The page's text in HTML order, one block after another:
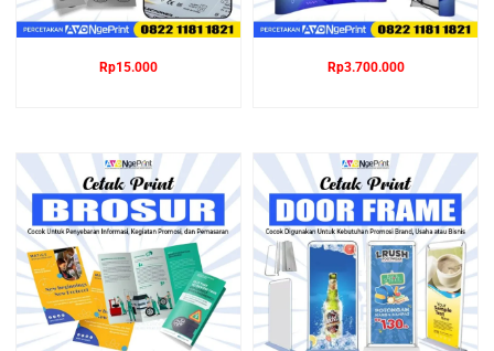
Rp15.000 Rp3.700.000